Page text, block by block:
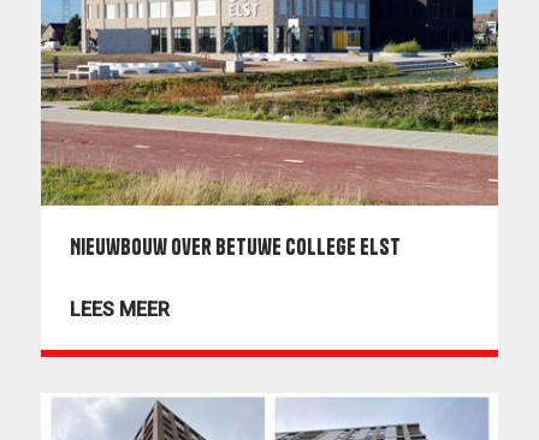
Nieuwbouw Over Betuwe College Elst
LEES MEER